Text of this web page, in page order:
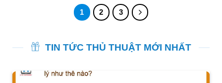
1 2 3
TIN TỨC THỦ THUẬT MỚI NHẤT